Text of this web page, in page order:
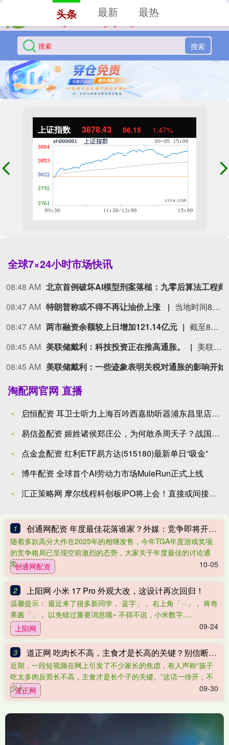
搜索
上证指数 3878.43 56.15 1.47%
全球7×24小时市场快讯
08:48 AM
08:47 AM 特朗普称或不得不再让油价上涨
当地时间8月5日，美国总统特朗普在拉斯维加斯一场活动上发表演讲时称，近期油价已下跌并在一定程度上趋于稳定，“我们或许得让它再涨上去”，但他“希望不必走到那一步”。特朗普没有进一步解释这句话的含义。美联社的分析指出，尽管特朗普一再保证与伊朗的战事即将结束，但油价通常还是会随着双方冲突再起而上涨。（ CCTV国际时讯 ）
08:47 AM 两市融资余额较上日增加121.14亿元
截至8月5日，上交所融资余额报13353.89亿元，较前一交易日增加59.82亿元；深交所融资余额报12608.71亿元，较前一交易日增加61.32亿元；两市合计25962.60亿元，较前一交易日增加121.14亿元。
08:45 AM 美联储戴利：科技投资正在推高通胀。
美联储戴利：科技投资正在推高通胀。
08:45 AM
淘配网官网 直播
启恒配资 耳卫士听力上海百吟西嘉助听器浦东昌里店告诉你，耵聍
易信盈配资 姬姓诸侯郑庄公，为何敢杀周天子？战国竹简揭开颠覆
点金盒配资 红利ETF易方达(515180)最新单日“吸金”
博牛配资 全球首个AI劳动力市场MuleRun正式上线
汇正策略网 摩尔线程科创板IPO将上会！直接或间接参股公司曝
1 创通网配资 年度最佳花落谁家？外媒：竞争即将开始！
随着多款高分大作在2025年的相继发售，今年TGA年度游戏奖项
的竞争格局已呈现空前激烈的态势，大家关于年度最佳的讨论通
常....
创通网配资 10-05
2 上阳网 小米 17 Pro 外观大改，这设计再次回归！
温馨提示： 最近来了很多新同学， 蓝字」， 右上角「···」， 将奇
果酱「」， 以免错过重要消息哦~ 不得不说，小米数字....
上阳网
09-24
3 道正网 吃肉长不高，主食才是长高的关键？别信断章取义的“专家”言论
近期，一段短视频在网上引发了不少家长的焦虑，有人声称“孩子
吃太多肉反而长不高，主食才是长个子的关键。”这话一传开，不
少人....
道正网 09-30
头条 最新 最热